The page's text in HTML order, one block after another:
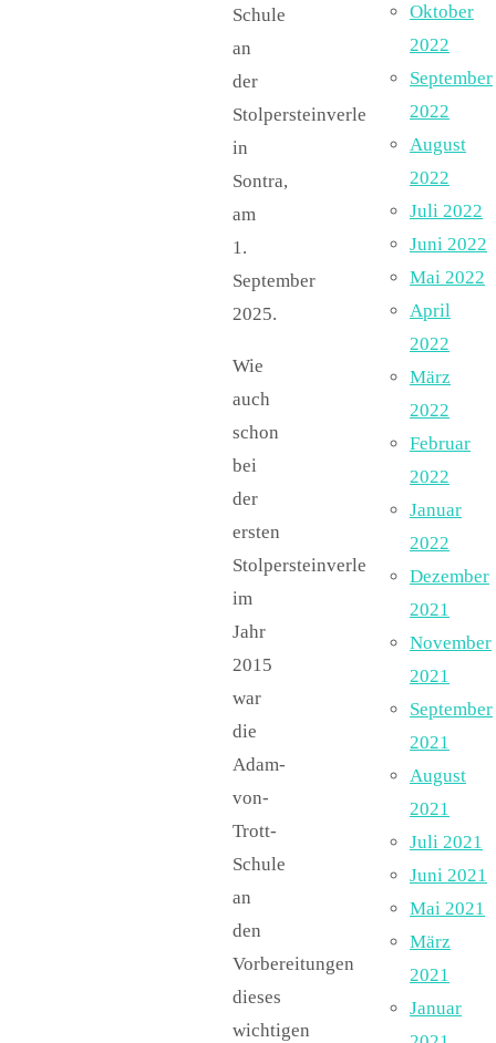
Schule
an
der
Stolpersteinverlegung
in
Sontra,
am
1.
September
2025.
Wie
auch
schon
bei
der
ersten
Stolpersteinverlegung
im
Jahr
2015
war
die
Adam-
von-
Trott-
Schule
an
den
Vorbereitungen
dieses
wichtigen
Oktober
2022
September
2022
August
2022
Juli 2022
Juni 2022
Mai 2022
April
2022
März
2022
Februar
2022
Januar
2022
Dezember
2021
November
2021
September
2021
August
2021
Juli 2021
Juni 2021
Mai 2021
März
2021
Januar